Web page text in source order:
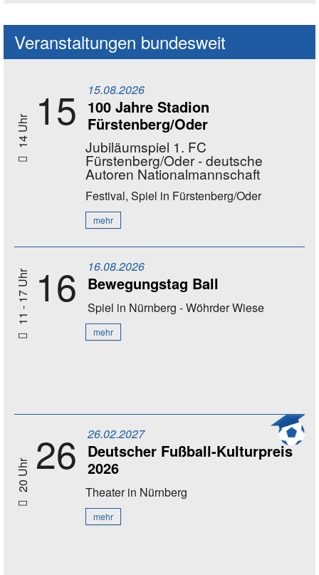
Veranstaltungen bundesweit
14 Uhr 15 15.08.2026
100 Jahre Stadion
Fürstenberg/Oder
Jubiläumspiel 1. FC
Fürstenberg/Oder - deutsche
Autoren Nationalmannschaft
Festival, Spiel in Fürstenberg/Oder
mehr
11 - 17 Uhr 16 16.08.2026
Bewegungstag Ball
Spiel in Nürnberg - Wöhrder Wiese
mehr
20 Uhr 26 26.02.2027
Deutscher Fußball-Kulturpreis
2026
Theaterin Nürnberg
mehr